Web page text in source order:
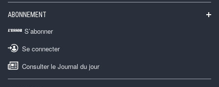
ABONNEMENT
S’abonner
Se connecter
Consulter le Journal du jour